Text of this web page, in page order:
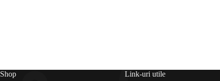
Shop Link-uri utile